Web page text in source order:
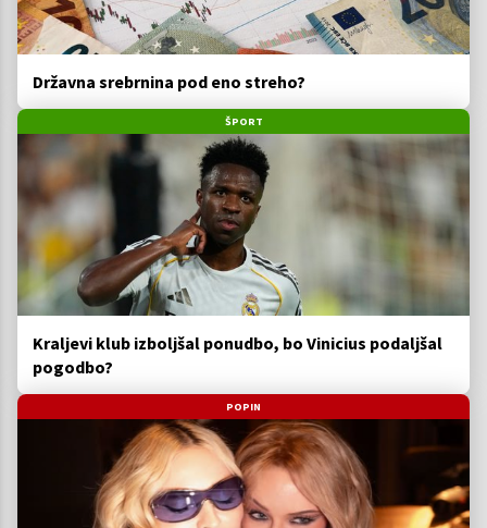
Državna srebrnina pod eno streho?
ŠPORT
Kraljevi klub izboljšal ponudbo, bo Vinicius podaljšal
pogodbo?
POPIN